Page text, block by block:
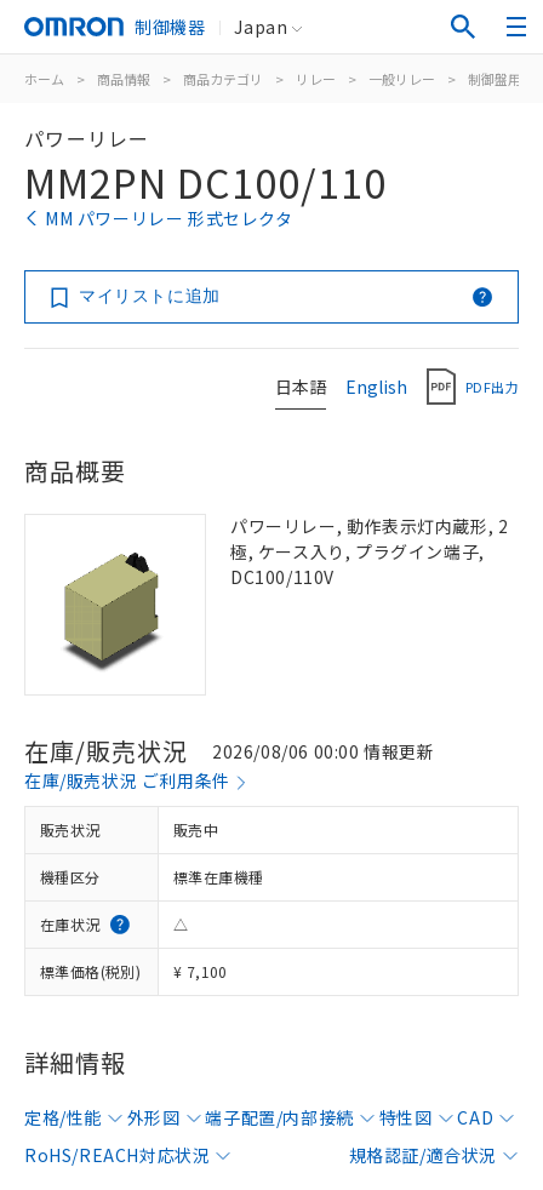
制御機器 Japan
ホーム > 商品情報 > 商品カテゴリ > リレー > 一般リレー > 制御盤用
パワーリレー
MM2PN DC100/110
MM パワーリレー 形式セレクタ
マイリストに追加
日本語 English PDF出力
商品概要
パワーリレー, 動作表示灯内蔵形, 2
極, ケース入り, プラグイン端子,
DC100/110V
在庫/販売状況
2026/08/06 00:00 情報更新
在庫/販売状況 ご利用条件
販売状況 販売中
機種区分 標準在庫機種
在庫状況 △
標準価格(税別) ¥ 7,100
詳細情報
定格/性能 外形図 端子配置/内部接続 特性図
CAD
RoHS/REACH対応状況
規格認証/適合状況